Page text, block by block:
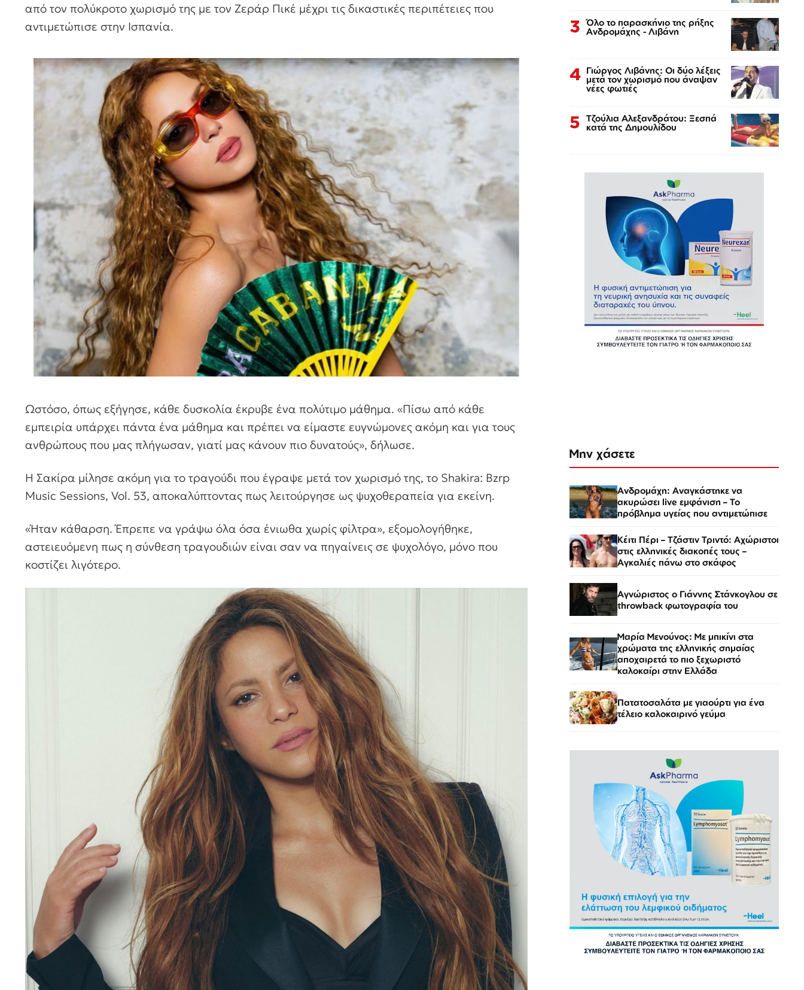
από τον πολύκροτο χωρισμό της με τον Ζεράρ Πικέ μέχρι τις δικαστικές περιπέτειες που
αντιμετώπισε στην Ισπανία.
Ωστόσο, όπως εξήγησε, κάθε δυσκολία έκρυβε ένα πολύτιμο μάθημα. «Πίσω από κάθε
εμπειρία υπάρχει πάντα ένα μάθημα και πρέπει να είμαστε ευγνώμονες ακόμη και για τους
ανθρώπους που μας πλήγωσαν, γιατί μας κάνουν πιο δυνατούς», δήλωσε.
Η Σακίρα μίλησε ακόμη για το τραγούδι που έγραψε μετά τον χωρισμό της, το Shakira: Bzrp
Music Sessions, Vol. 53, αποκαλύπτοντας πως λειτούργησε ως ψυχοθεραπεία για εκείνη.
«Ήταν κάθαρση. Έπρεπε να γράψω όλα όσα ένιωθα χωρίς φίλτρα», εξομολογήθηκε,
αστειευόμενη πως η σύνθεση τραγουδιών είναι σαν να πηγαίνεις σε ψυχολόγο, μόνο που
κοστίζει λιγότερο.
3 Όλο το παρασκήνιο της ρήξης
Ανδρομάχης - Λιβάνη
4 Γιώργος Λιβάνης: Οι δύο λέξεις
μετά τον χωρισμό που άναψαν
νέες φωτιές
5 Τζούλια Αλεξανδράτου: Ξεσπά
κατά της Δημουλίδου
Μην χάσετε
Ανδρομάχη: Αναγκάστηκε να
ακυρώσει live εμφάνιση – Το
πρόβλημα υγείας που αντιμετώπισε
Κέιτι Πέρι – Τζάστιν Τριντό: Αχώριστοι
στις ελληνικές διακοπές τους –
Αγκαλιές πάνω στο σκάφος
Αγνώριστος ο Γιάννης Στάνκογλου σε
throwback φωτογραφία του
Μαρία Μενούνος: Με μπικίνι στα
χρώματα της ελληνικής σημαίας
αποχαιρετά το πιο ξεχωριστό
καλοκαίρι στην Ελλάδα
Πατατοσαλάτα με γιαούρτι για ένα
τέλειο καλοκαιρινό γεύμα